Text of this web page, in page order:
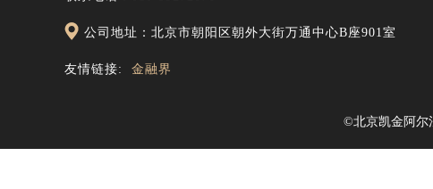
公司地址：北京市朝阳区朝外大街万通中心B座901室
友情链接: 金融界
©北京凯金阿尔